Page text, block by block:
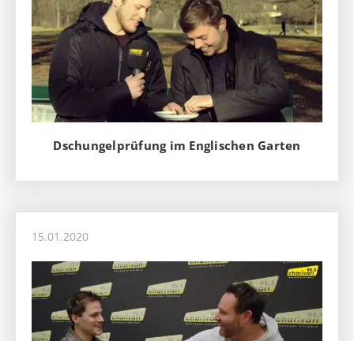
Dschungelprüfung im Englischen Garten
15.01.2020